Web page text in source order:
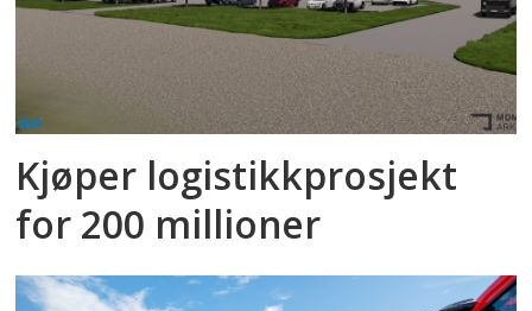
Kjøper logistikkprosjekt
for 200 millioner